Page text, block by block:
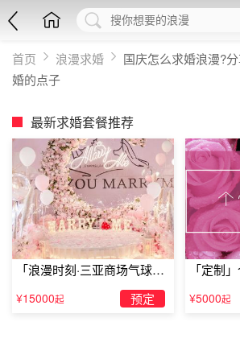
首页 浪漫求婚
国庆怎么求婚浪漫?
婚的点子
最新求婚套餐推荐
「浪漫时刻·三亚商场气球雨
惊喜求婚」
¥15000起 预定
「定制
¥5000起